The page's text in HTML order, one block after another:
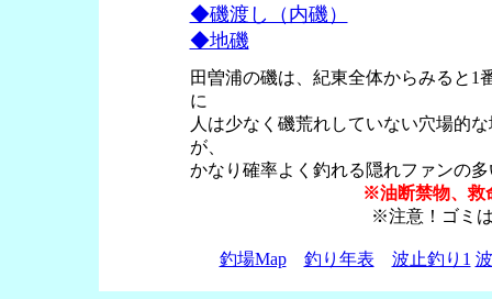
◆磯渡し（内磯）
◆地磯
田曽浦の磯は、紀東全体からみると1
に
人は少なく磯荒れしていない穴場的
が、
かなり確率よく釣れる隠れファンの
※油断禁物、救
※注意！ゴミ
釣場Map 釣り年表 波止釣り1